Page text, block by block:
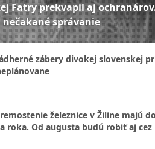
Fatry prekvapil aj
správanie
zábery divokej slovenskej
železnice v Žiline majú
roka. Od augusta budú robiť aj cez